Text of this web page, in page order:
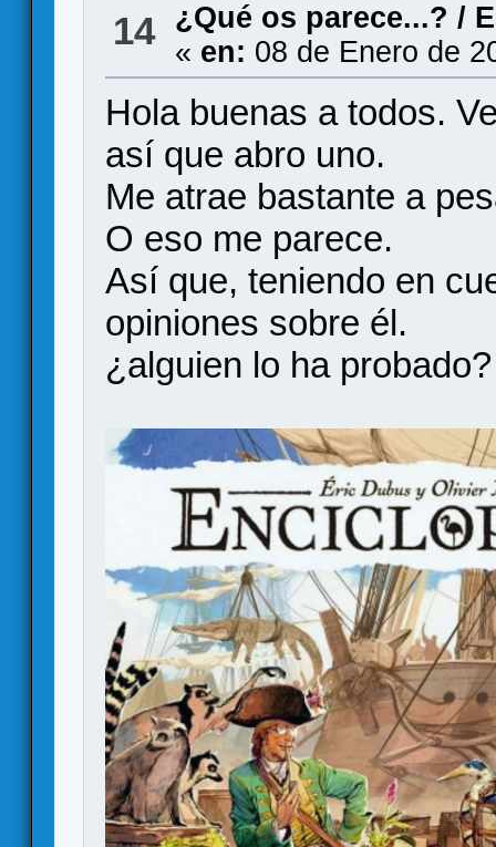
14 ¿Qué os parece...? /
« en: 08 de Enero de
Hola buenas a todos.
así que abro uno.
Me atrae bastante a
O eso me parece.
Así que, teniendo en
opiniones sobre él.
¿alguien lo ha probado?